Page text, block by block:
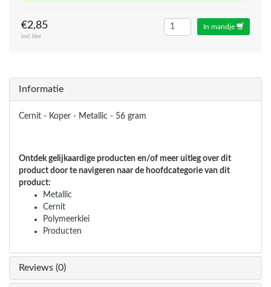
€2,85
Incl. btw
In mandje
Informatie
Cernit - Koper - Metallic - 56 gram
Ontdek gelijkaardige producten en/of meer uitleg over dit
product door te navigeren naar de hoofdcategorie van dit
product:
Metallic
Cernit
Polymeerklei
Producten
Reviews (0)